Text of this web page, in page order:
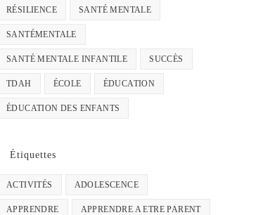
RÉSILIENCE SANTÉ MENTALE
SANTÉMENTALE
SANTÉ MENTALE INFANTILE SUCCÈS
TDAH ÉCOLE ÉDUCATION
ÉDUCATION DES ENFANTS
Étiquettes
ACTIVITÉS ADOLESCENCE
APPRENDRE APPRENDRE A ETRE PARENT